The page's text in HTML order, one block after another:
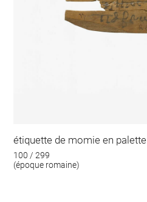
étiquette de momie en palette
100 / 299
(époque romaine)